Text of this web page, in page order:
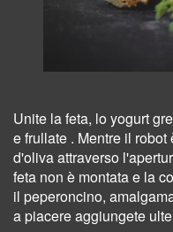
Unite la feta, lo yogurt
e frullate . Mentre il
d'oliva attraverso
feta non è montata e la
il peperoncino,
a piacere aggiungete